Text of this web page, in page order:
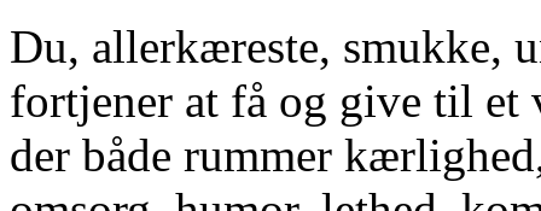
Du, allerkæreste, smukke,
fortjener at få og give til et
der både rummer